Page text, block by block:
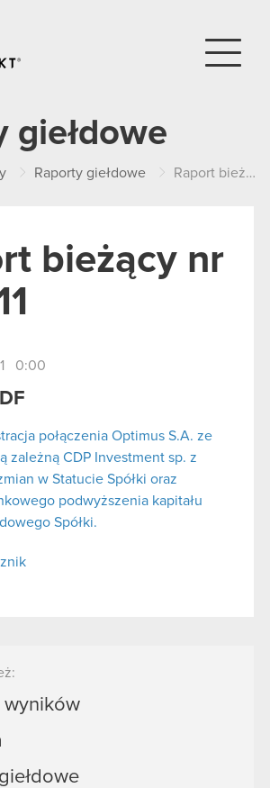
giełdowe
Raporty giełdowe Raport bieżący nr 2/2011
bieżący nr
0:00
połączenia Optimus S.A. ze
zależną CDP Investment sp. z
w Statucie Spółki oraz
podwyższenia kapitału
Spółki.
wyników